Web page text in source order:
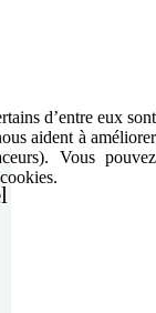
d’entre eux sont
aident à améliorer
Vous pouvez